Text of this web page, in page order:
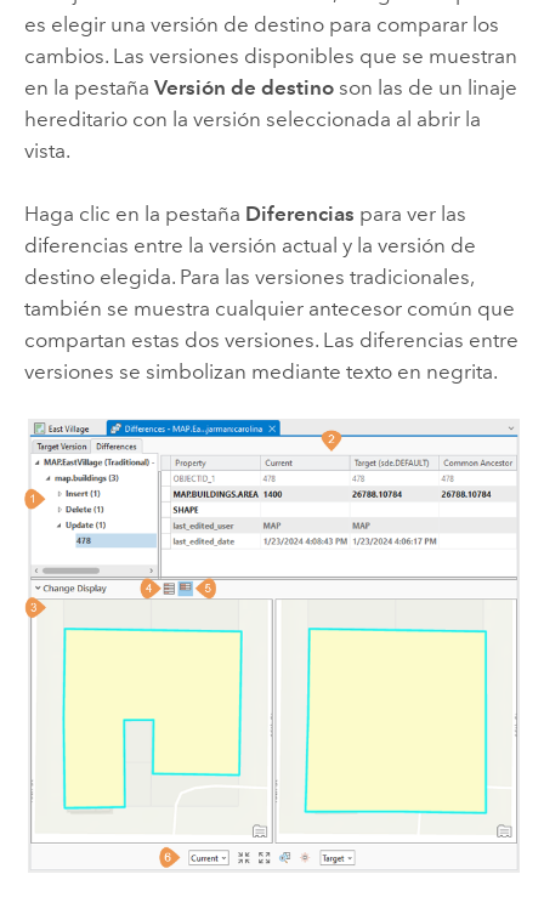
es elegir una versión de destino para comparar los
cambios. Las versiones disponibles que se muestran
en la pestaña Versión de destinoson las de un linaje
hereditario con la versión seleccionada al abrir la
vista.
Haga clic en la pestaña Diferencias para ver las
diferencias entre la versión actual y la versión de
destino elegida. Para las versiones tradicionales,
también se muestra cualquier antecesor común que
compartan estas dos versiones. Las diferencias entre
versiones se simbolizan mediante texto en negrita.